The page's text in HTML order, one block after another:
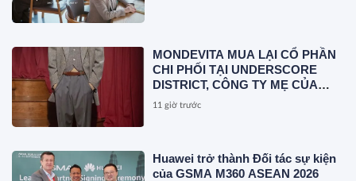
MONDEVITA MUA LẠI CỔ PHẦN
CHI PHỐI TẠI UNDERSCORE
DISTRICT, CÔNG TY MẸ CỦA
MAGLIANO, ĐÁNH DẤU BƯỚC
11 giờ trước
Huawei trở thành Đối tác sự kiện
của GSMA M360 ASEAN 2026